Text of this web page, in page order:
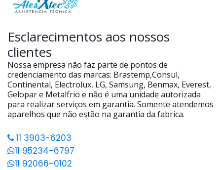
Esclarecimentos aos nossos
clientes
Nossa empresa não faz parte de pontos de
credenciamento das marcas: Brastemp,Consul,
Continental, Electrolux, LG, Samsung, Benmax, Everest,
Gelopar e Metalfrio e não é uma unidade autorizada
para realizar serviços em garantia. Somente atendemos
aparelhos que não estão na garantia da fabrica.
11 3903-6203
11 95234-6797
11 92066-0102